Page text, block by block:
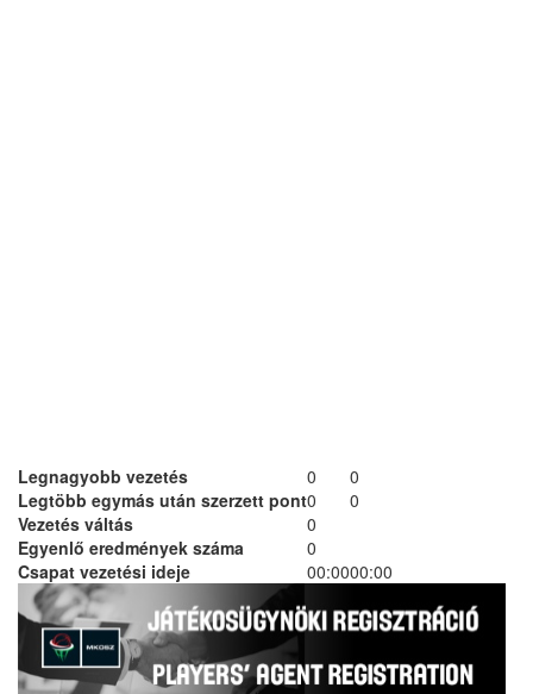
Legnagyobb vezetés 0
0
Legtöbb egymás után szerzett pont0
0
Vezetés váltás
0
Egyenlő eredmények száma
0
Csapat vezetési ideje
00:0000:00